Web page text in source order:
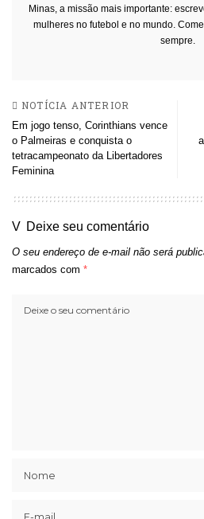
Minas, a missão mais importante:
mulheres no futebol e no mundo.
sempre.
NOTÍCIA ANTERIOR
Em jogo tenso, Corinthians vence
o Palmeiras e conquista o
tetracampeonato da Libertadores
Feminina
Deixe seu comentário
O seu endereço de e-mail não será
marcados com *